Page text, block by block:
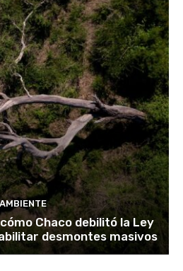
AMBIENTE
Chaco debilitó la Ley
desmontes masivos